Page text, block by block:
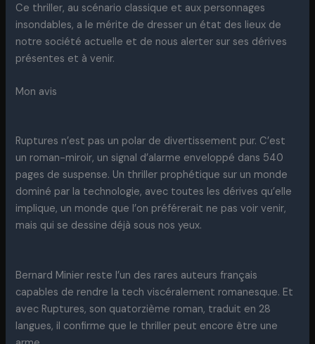
Ce thriller, au scénario classique et aux personnages
insondables, a le mérite de dresser un état des lieux de
notre société actuelle et de nous alerter sur ses dérives
présentes et à venir.
Mon avis
Ruptures n’est pas un polar de divertissement pur. C’est
un roman-miroir, un signal d’alarme enveloppé dans 540
pages de suspense. Un thriller prophétique sur un monde
dominé par la technologie, avec toutes les dérives qu’elle
implique, un monde que l’on préférerait ne pas voir venir,
mais qui se dessine déjà sous nos yeux.
Bernard Minier reste l’un des rares auteurs français
capables de rendre la tech viscéralement romanesque. Et
avec Ruptures, son quatorzième roman, traduit en 28
langues, il confirme que le thriller peut encore être une